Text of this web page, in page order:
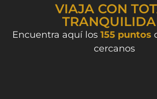
VIAJA CON
Encuentra aquí los 155 puntos
cercanos